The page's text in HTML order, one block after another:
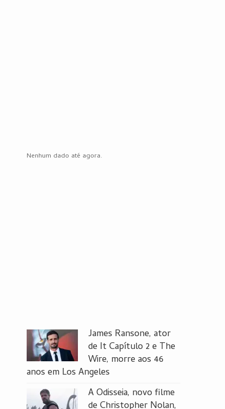
Nenhum dado até agora.
James Ransone, ator
de It Capítulo 2 e The
Wire, morre aos 46
anos em Los Angeles
A Odisseia, novo filme